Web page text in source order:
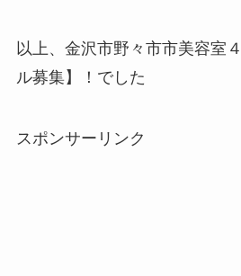
以上、金沢市野々市市美容室
ル募集】！でした
スポンサーリンク